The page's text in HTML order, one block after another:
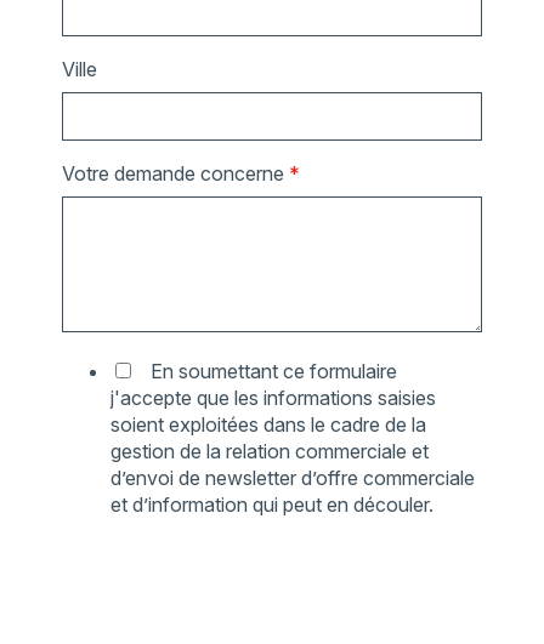
Ville
Votre demande concerne *
En soumettant ce formulaire
j'accepte que les informations saisies
soient exploitées dans le cadre de la
gestion de la relation commerciale et
d’envoi de newsletter d’offre commerciale
et d’information qui peut en découler.